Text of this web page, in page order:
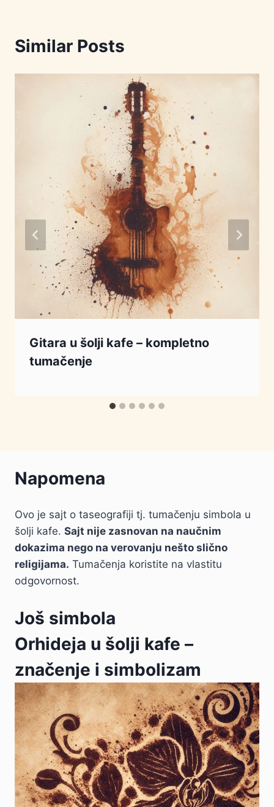
Similar Posts
Gitara u šolji kafe – kompletno
tumačenje
Napomena
Ovo je sajt o taseografiji tj. tumačenju simbola u
šolji kafe. Sajt nije zasnovan na naučnim
dokazima nego na verovanju nešto slično
religijama. Tumačenja koristite na vlastitu
odgovornost.
Još simbola
Orhideja u šolji kafe –
značenje i simbolizam